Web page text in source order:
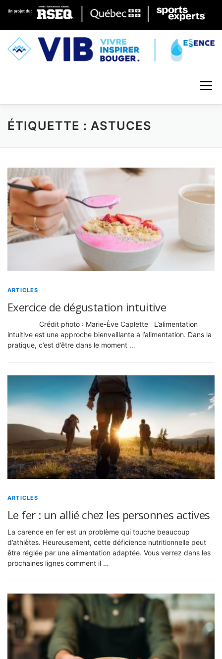
Skip to content
Menu
ÉTIQUETTE : ASTUCES
ARTICLES
Exercice de dégustation intuitive
Crédit photo : Marie-Ève Caplette L’alimentation
intuitive est une approche bienveillante à l’alimentation. Dans la
pratique, c’est d’être dans le moment …
ARTICLES
Le fer : un allié chez les personnes actives
La carence en fer est un problème qui touche beaucoup
d’athlètes. Heureusement, cette déficience nutritionnelle peut
être réglée par une alimentation adaptée. Vous verrez dans les
prochaines lignes comment il …